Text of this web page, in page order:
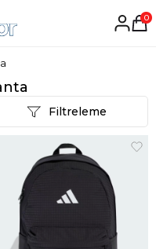
0
Filtreleme